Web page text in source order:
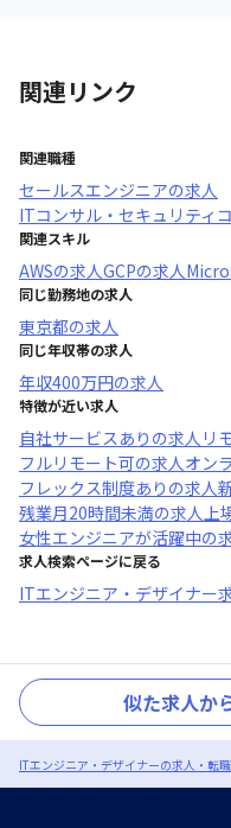
関連リンク
関連職種
セールスエンジニアの求人
ITコンサル・セキュリティ
関連スキル
AWSの求人GCPの求人
同じ勤務地の求人
東京都の求人
同じ年収帯の求人
年収400万円の求人
特徴が近い求人
自社サービスあり の求人 リ
フルリモート可の求人オン
フレックス制度あり の求人
残業月20時間未満の求人上
女性エンジニアが活躍中の
求人検索ページに戻る
ITエンジニア・デザイナー
似た求人か
ITエンジニア・デザイナーの求人・転